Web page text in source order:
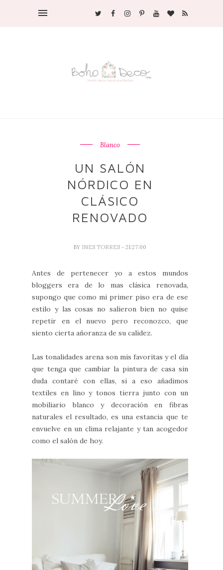
Blanco
UN SALÓN
NÓRDICO EN
CLÁSICO
RENOVADO
BY INES TORRES - 21:27:00
Antes de pertenecer yo a estos mundos
bloggers era de lo mas clásica renovada,
supongo que como mi primer piso era de ese
estilo y las cosas no salieron bien no quise
repetir en el nuevo pero reconozco, que
siento cierta añoranza de su calidez.
Las tonalidades arena son mis favoritas y el día
que tenga que cambiar la pintura de casa sin
duda contaré con ellas, si a eso añadimos
textiles en lino y tonos tierra junto con un
mobiliario blanco y decoración en fibras
naturales el resultado, es una estancia que te
envuelve en un clima relajante y tan acogedor
como el salón de hoy.